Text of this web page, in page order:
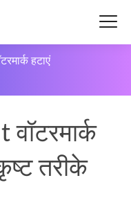
हटाएं
तरीके